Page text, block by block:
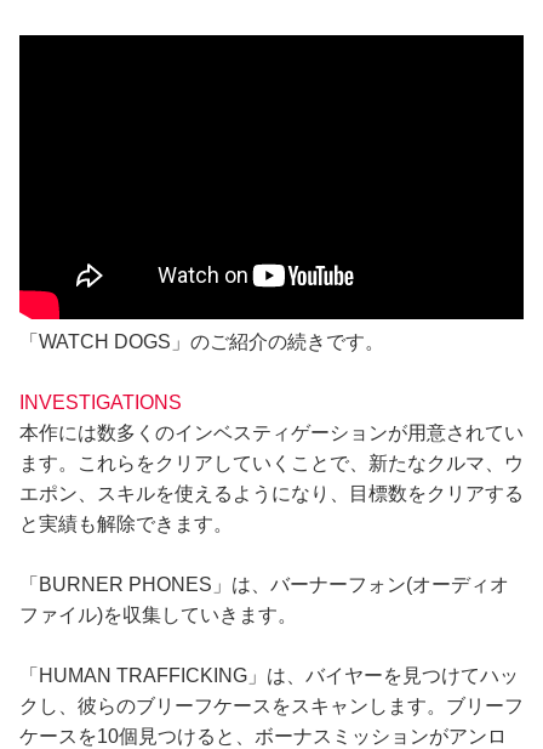
「WATCH DOGS」のご紹介の続きです。
INVESTIGATIONS
本作には数多くのインベスティゲーションが用意されてい
ます。これらをクリアしていくことで、新たなクルマ、ウ
エポン、スキルを使えるようになり、目標数をクリアする
と実績も解除できます。
「BURNER PHONES」は、バーナーフォン(オーディオ
ファイル)を収集していきます。
「HUMAN TRAFFICKING」は、バイヤーを見つけてハッ
クし、彼らのブリーフケースをスキャンします。ブリーフ
ケースを10個見つけると、ボーナスミッションがアンロ